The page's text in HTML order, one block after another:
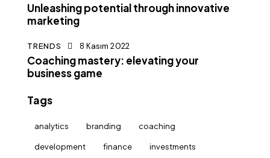
Unleashing potential through innovative
marketing
TRENDS 8 Kasım 2022
Coaching mastery: elevating your
business game
Tags
analytics branding coaching
development finance investments